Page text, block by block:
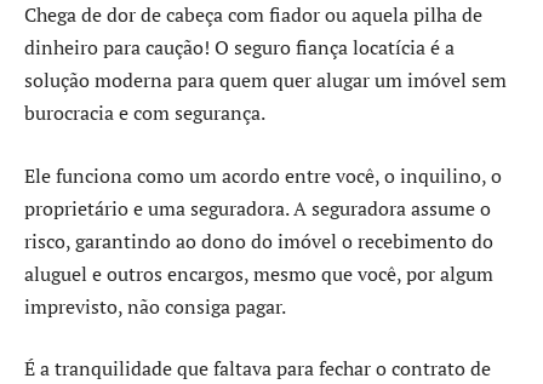
Chega de dor de cabeça com fiador ou aquela pilha de
dinheiro para caução! O seguro fiança locatícia é a
solução moderna para quem quer alugar um imóvel sem
burocracia e com segurança.
Ele funciona como um acordo entre você, o inquilino, o
proprietário e uma seguradora. A seguradora assume o
risco, garantindo ao dono do imóvel o recebimento do
aluguel e outros encargos, mesmo que você, por algum
imprevisto, não consiga pagar.
É a tranquilidade que faltava para fechar o contrato de